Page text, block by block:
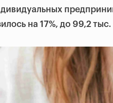
на 17%, до 99,2 тыс.